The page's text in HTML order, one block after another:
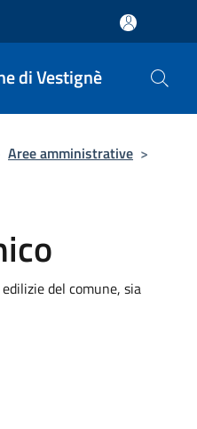
di Vestignè
Aree amministrative >
del comune, sia